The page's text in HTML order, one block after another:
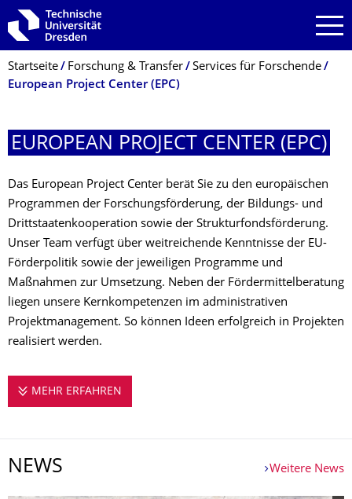
Zur Hauptnavigation springen
Zur Suche springen
Zum Inhalt springen
Breadcrumb-Menü
Startseite Forschung & Transfer
Services für Forschende
European Project Center (EPC)
EUROPEAN PROJECT CENTER (EPC)
Das European Project Center berät Sie zu den europäischen
Programmen der Forschungsförderung, der Bildungs- und
Drittstaatenkooperation sowie der Strukturfondsförderung.
Unser Team verfügt über weitreichende Kenntnisse der EU-
Förderpolitik sowie der jeweiligen Programme und
Maßnahmen zur Umsetzung. Neben der Fördermittelberatung
liegen unsere Kernkompetenzen im administrativen
Projektmanagement. So können Ideen erfolgreich in Projekten
realisiert werden.
MEHR ERFAHREN
NEWS Weitere News